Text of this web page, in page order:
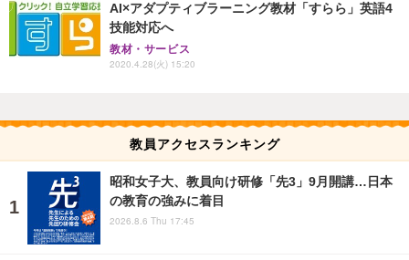
AI×アダプティブラーニング教材「すらら」英語4
技能対応へ
教材・サービス
2020.4.28(火) 15:20
教員アクセスランキング
昭和女子大、教員向け研修「先3」9月開講…日本
の教育の強みに着目
2026.8.6 Thu 17:45